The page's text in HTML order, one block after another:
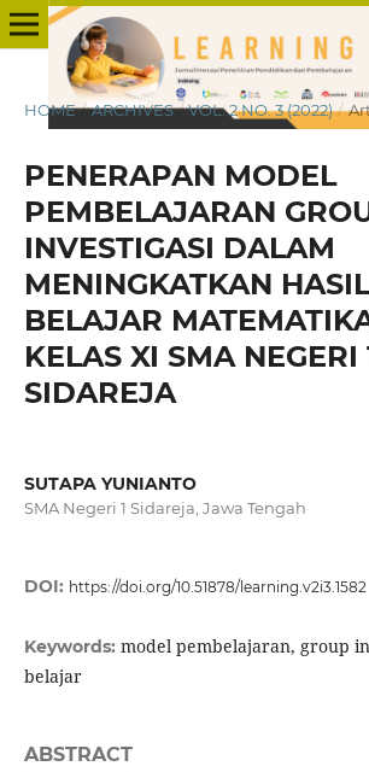
HOME / ARCHIVES / VOL. 2 NO. 3 (2022) /
PENERAPAN MODEL
PEMBELAJARAN
INVESTIGASI DALAM
MENINGKATKAN HASIL
BELAJAR
KELAS XI SMA NEGERI
SIDAREJA
SUTAPA YUNIANTO
SMA Negeri 1 Sidareja, Jawa Tengah
DOI: https://doi.org/10.51878/learning.v2i3.1582
Keywords: model pembelajaran, group
belajar
ABSTRACT